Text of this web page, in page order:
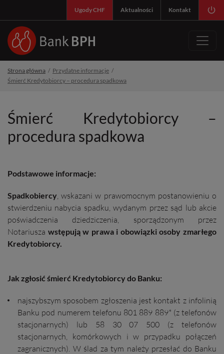
Ugody CHF Aktualności Kontakt
Strona główna
Przydatne informacje
Śmierć Kredytobiorcy – procedura spadkowa
Śmierć Kredytobiorcy –
procedura spadkowa
Podstawowe informacje:
Spadkobiercy, wskazani w prawomocnym postanowieniu o
stwierdzeniu nabycia spadku, wydanym przez sąd lub akcie
poświadczenia dziedziczenia, sporządzonym przez
Notariusza wstępują w prawa i obowiązki osoby zmarłego
Kredytobiorcy.
Jak zgłosić śmierć Kredytobiorcy do Banku:
najszybszym sposobem zgłoszenia jest kontakt z infolinią
Banku pod numerem telefonu 801 889 889* (z telefonów
stacjonarnych) lub 58 30 07 500 (z telefonów
stacjonarnych, komórkowych i w przypadku połączeń
zagranicznych). W ślad za tym należy przesłać do Banku